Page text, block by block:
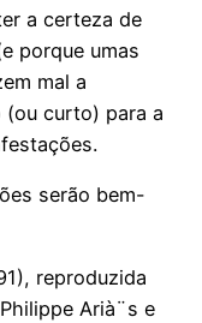
a certeza de
porque umas
mal a
(ou curto) para a
serão bem-
reproduzida
Arià¨s e